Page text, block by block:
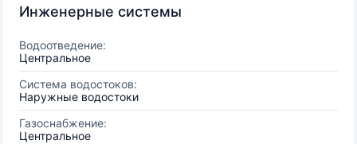
Инженерные системы
Водоотведение:
Центральное
Система водостоков:
Наружные водостоки
Газоснабжение:
Центральное